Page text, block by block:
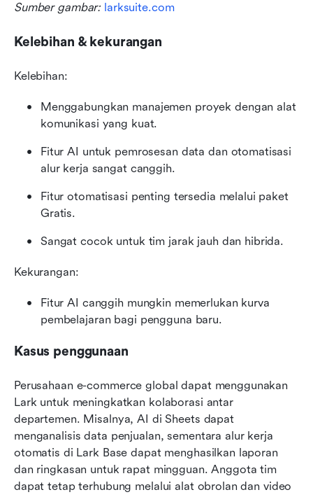
Sumber gambar: larksuite.com
Kelebihan & kekurangan
Kelebihan:
Menggabungkan manajemen proyek dengan alat
komunikasi yang kuat.
Fitur AI untuk pemrosesan data dan otomatisasi
alur kerja sangat canggih.
Fitur otomatisasi penting tersedia melalui paket
Gratis.
Sangat cocok untuk tim jarak jauh dan hibrida.
Kekurangan:
Fitur AI canggih mungkin memerlukan kurva
pembelajaran bagi pengguna baru.
Kasus penggunaan
Perusahaan e-commerce global dapat menggunakan
Lark untuk meningkatkan kolaborasi antar
departemen. Misalnya, AI di Sheets dapat
menganalisis data penjualan, sementara alur kerja
otomatis di Lark Base dapat menghasilkan laporan
dan ringkasan untuk rapat mingguan. Anggota tim
dapat tetap terhubung melalui alat obrolan dan video